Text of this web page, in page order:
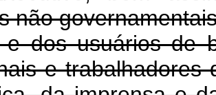
não
e dos usuários de
e